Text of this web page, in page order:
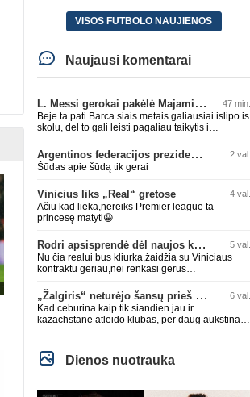
VISOS FUTBOLO NAUJIENOS
Naujausi komentarai
L. Messi gerokai pakėlė Majamio „Inter“ komandos vertę 47 min.
Beje ta pati Barca siais metais galiausiai islipo is
skolu, del to gali leisti pagaliau taikytis i
visa Julian Alvarez saga.
Argentinos federacijos prezidentas C. Tapia negailėjo pagyrų G. Infantino 2 val.
Šūdas apie šūdą tik gerai
Vinicius liks „Real“ gretose 4 val.
Ačiū kad lieka,nereiks Premier league ta
princesę matyti😀
Rodri apsisprendė dėl naujos komandos 5 val.
Nu čia realui bus kliurka,žaidžia su Viniciaus
kontraktu geriau,nei renkasi gerus
„Žalgiris“ neturėjo šansų prieš „Hajduk“ 6 val.
Kad ceburina kaip tik siandien jau ir
kazachstane atleido klubas, per daug aukstinat
Dienos nuotrauka